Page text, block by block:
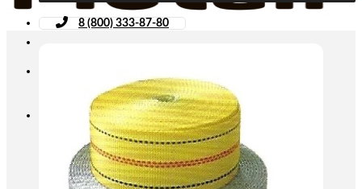
8 (800) 333-87-80